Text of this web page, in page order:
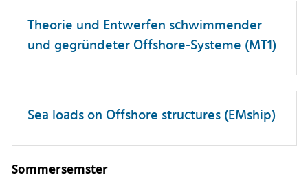
Theorie und Entwerfen schwimmender
und gegründeter Offshore-Systeme (MT1)
Sea loads on Offshore structures (EMship)
Sommersemster